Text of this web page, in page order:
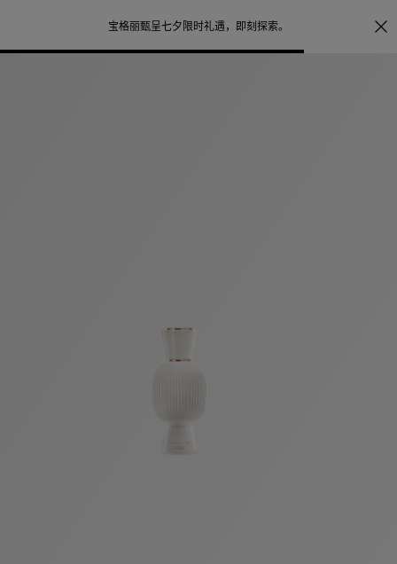
宝格丽甄呈七夕限时礼遇， 即刻探索。